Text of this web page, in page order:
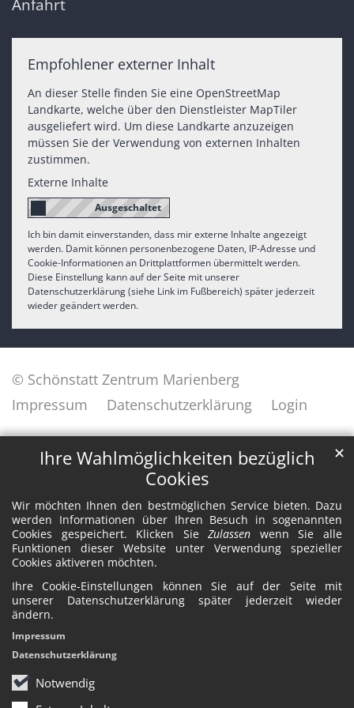
Ihre Wahlmöglichkeiten bezüglich
Cookies
Wir möchten Ihnen den bestmöglichen Service bieten. Dazu
werden Informationen über Ihren Besuch in sogenannten
Cookies gespeichert. Klicken SieZulassen wenn Sie alle
Funktionen dieser Website unter Verwendung spezieller
Cookies aktiveren möchten.
Ihre Cookie-Einstellungen können Sie auf der Seite mit
unserer Datenschutzerklärung später jederzeit wieder
ändern.
Notwendig
✕
Impressum
Datenschutzerklärung
Anfahrt
Empfohlener externer Inhalt
An dieser Stelle finden Sie eine OpenStreetMap
Landkarte, welche über den Dienstleister MapTiler
ausgeliefert wird. Um diese Landkarte anzuzeigen
müssen Sie der Verwendung von externen Inhalten
zustimmen.
Externe Inhalte
Ich bin damit einverstanden, dass mir externe Inhalte angezeigt
werden. Damit können personenbezogene Daten, IP-Adresse und
Cookie-Informationen an Drittplattformen übermittelt werden.
Diese Einstellung kann auf der Seite mit unserer
Datenschutzerklärung (siehe Link im Fußbereich) später jederzeit
wieder geändert werden.
© Schönstatt Zentrum Marienberg
Impressum
Datenschutzerklärung Login